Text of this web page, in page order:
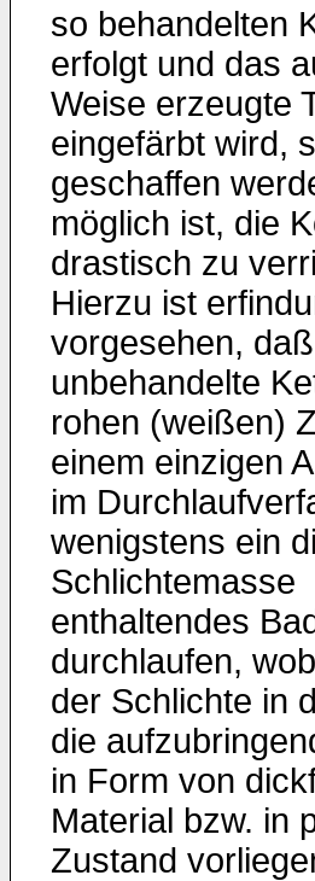
so behandelten
erfolgt und das
Weise erzeugte
eingefärbt wird,
geschaffen
möglich ist, die
drastisch zu
Hierzu ist
vorgesehen, daß
unbehandelte
rohen (weißen)
einem einzigen
im
wenigstens ein
Schlichtemasse
enthaltendes
durchlaufen,
der Schlichte in
die
in Form von
Material bzw. in
Zustand